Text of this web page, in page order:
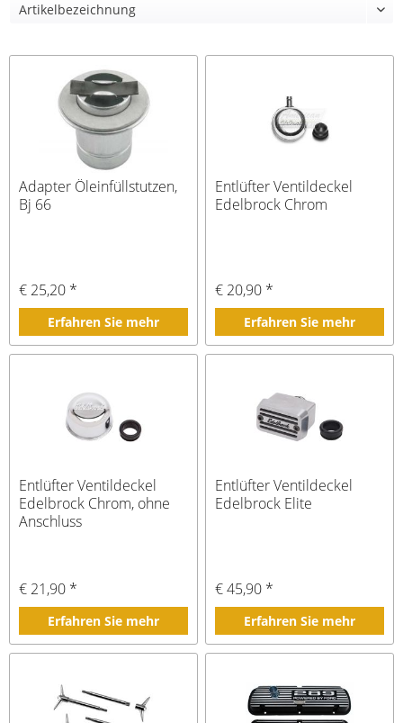
Adapter Öleinfüllstutzen,
Bj 66
€ 25,20 *
Erfahren Sie mehr
Entlüfter Ventildeckel
Edelbrock Chrom
€ 20,90 *
Erfahren Sie mehr
Entlüfter Ventildeckel
Edelbrock Chrom, ohne
Anschluss
€ 21,90 *
Erfahren Sie mehr
Entlüfter Ventildeckel
Edelbrock Elite
€ 45,90 *
Erfahren Sie mehr